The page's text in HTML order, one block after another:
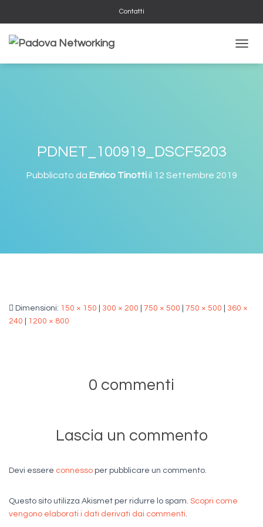
Contatti
PDNET_100919_DSCF5203
Pubblicato da Enrico Tinottiil 12 Settembre 2019
Dimensioni: 150 × 150 300 × 200 750 × 500 750 × 500
360 ×
240
1200 × 800
0 commenti
Lascia un commento
Devi essere connesso per pubblicare un commento.
Questo sito utilizza Akismet per ridurre lo spam. Scopri come
vengono elaborati i dati derivati dai commenti.